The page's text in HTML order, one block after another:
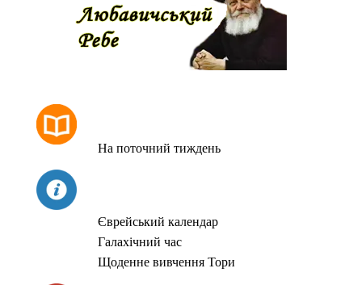
На поточний тиждень
Єврейський календар
Галахічний час
Щоденне вивчення Тори